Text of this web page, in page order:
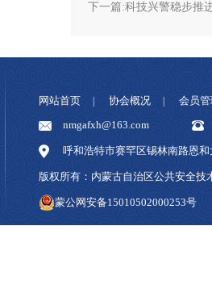
下一篇:科技兴警稳步推
网站首页 协会概况
会员管
nmgafxh@163.com
呼和浩特市赛罕区锡林南路恩和
版权所有：内蒙古自治区公共安
蒙公网安备15010502000253号